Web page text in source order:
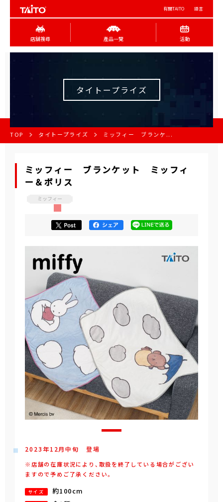
有關TAITO 語言
店舖搜尋 產品一覽 活動
タイトープライズ
TOP タイトープライズ ミッフィー ブランケ...
ミッフィー ブランケット ミッフィ
ー＆ボリス
ミッフィー
2023年12月中旬 登場
※店舗の在庫状況により、取扱を終了している場合がござい
ますので予めご了承ください。
サイズ 約100cm